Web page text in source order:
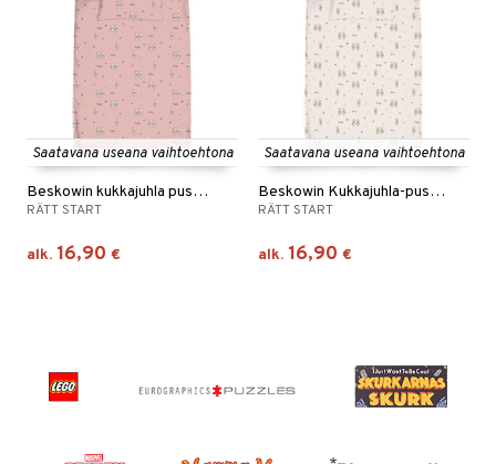
Saatavana useana vaihtoehtona
Beskowin kukkajuhla pussilakanasetti
RÄTT START
alk. 16,90 €
Saatavana useana vaihtoehtona
Beskowin Kukkajuhla-pussilakanasetti Hiekka
RÄTT START
alk. 16,90 €